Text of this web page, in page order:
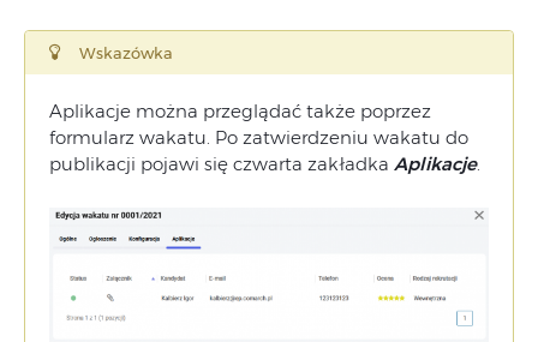
Wskazówka
Aplikacje można przeglądać także poprzez
formularz wakatu. Po zatwierdzeniu wakatu do
publikacji pojawi się czwarta zakładka Aplikacje.